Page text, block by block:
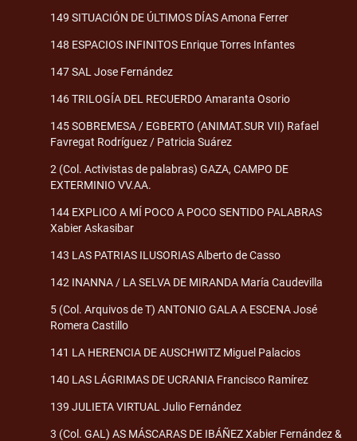
149 SITUACIÓN DE ÚLTIMOS DÍAS Amona Ferrer
148 ESPACIOS INFINITOS Enrique Torres Infantes
147 SAL Jose Fernández
146 TRILOGÍA DEL RECUERDO Amaranta Osorio
145 SOBREMESA / EGBERTO (ANIMAT.SUR VII) Rafael
Favregat Rodríguez / Patricia Suárez
2 (Col. Activistas de palabras) GAZA, CAMPO DE
EXTERMINIO VV.AA.
144 EXPLICO A MÍ POCO A POCO SENTIDO PALABRAS
Xabier Askasibar
143 LAS PATRIAS ILUSORIAS Alberto de Casso
142 INANNA / LA SELVA DE MIRANDA María Caudevilla
5 (Col. Arquivos de T) ANTONIO GALA A ESCENA José
Romera Castillo
141 LA HERENCIA DE AUSCHWITZ Miguel Palacios
140 LAS LÁGRIMAS DE UCRANIA Francisco Ramírez
139 JULIETA VIRTUAL Julio Fernández
3 (Col. GAL) AS MÁSCARAS DE IBÁÑEZ Xabier Fernández &